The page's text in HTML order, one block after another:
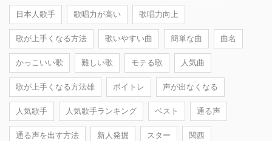
日本人歌手 歌唱力が高い 歌唱力向上
歌が上手くなる方法 歌いやすい曲 簡単な曲 曲名
かっこいい歌 難しい歌 モテる歌 人気曲
歌が上手くなる方法雄 ボイトレ 声が出なくなる
人気歌手 人気歌手ランキング ベスト 通る声
通る声を出す方法 新人発掘 スター 関西